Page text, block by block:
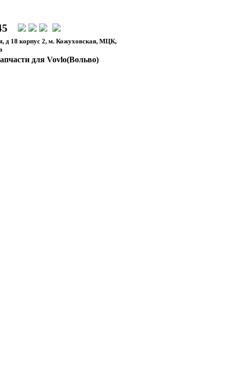
д 18 корпус 2, м. Кожуховская, МЦК,